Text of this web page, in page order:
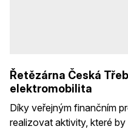
Řetězárna Česká
elektromobilita
Díky veřejným finančním
realizovat aktivity, které